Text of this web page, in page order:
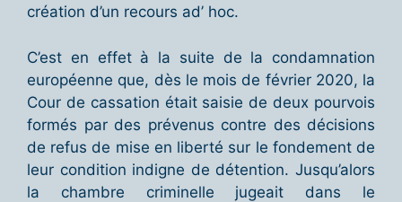
création d’un recours ad’ hoc.
C’est en effet à la suite de la condamnation
européenne que, dès le mois de février 2020, la
Cour de cassation était saisie de deux pourvois
formés par des prévenus contre des décisions
de refus de mise en liberté sur le fondement de
leur condition indigne de détention. Jusqu’alors
la chambre criminelle jugeait dans le